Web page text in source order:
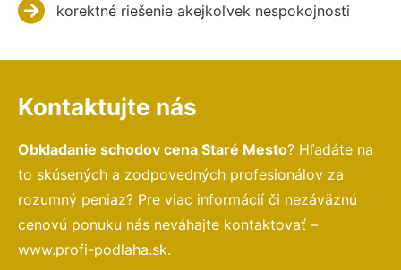
korektné riešenie akejkoľvek nespokojnosti
Kontaktujte nás
Obkladanie schodov cena Staré Mesto? Hľadáte na
to skúsených a zodpovedných profesionálov za
rozumný peniaz? Pre viac informácií či nezáväznú
cenovú ponuku nás neváhajte kontaktovať –
www.profi-podlaha.sk.